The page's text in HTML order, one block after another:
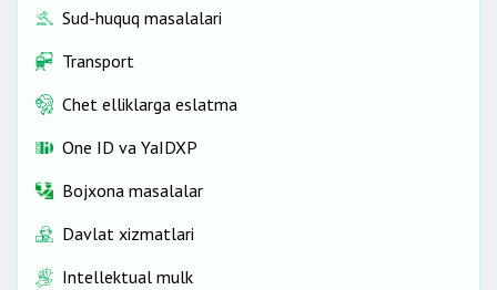
Sud-huquq masalalari
Transport
Chet elliklarga eslatma
One ID vа YaIDXP
Bojxona masalalar
Davlat xizmatlari
Intellektual mulk